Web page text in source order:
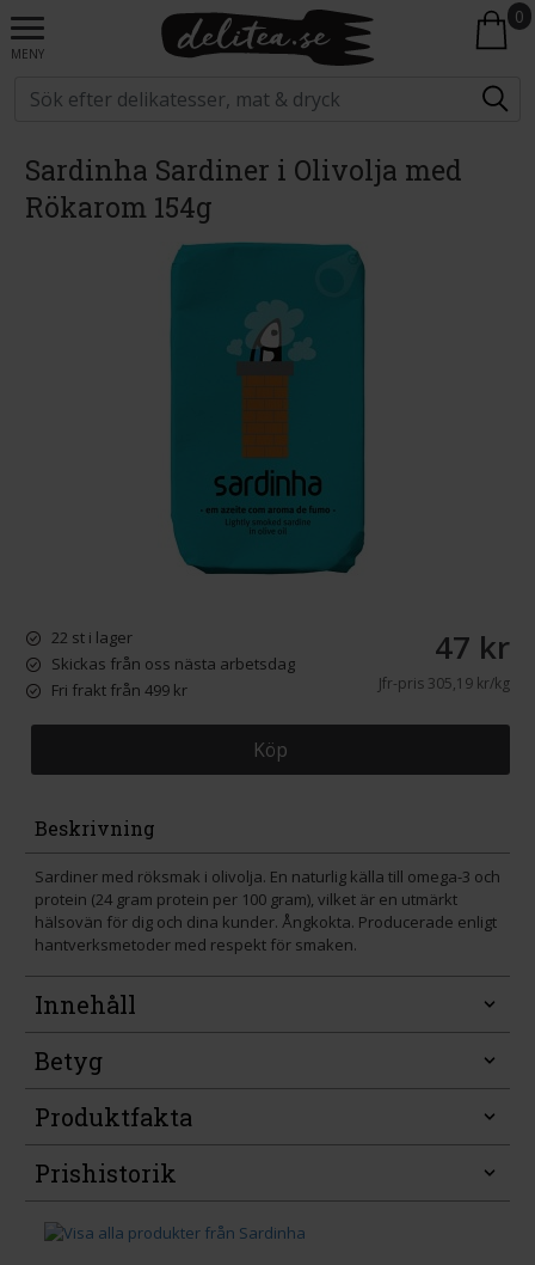
MENY
0
Sardinha Sardiner i Olivolja med
Rökarom 154g
22 st i lager
Skickas från oss nästa arbetsdag
Fri frakt från 499 kr
47 kr
Jfr-pris305,19 kr/kg
Köp
Beskrivning
Sardiner med röksmak i olivolja. En naturlig källa till omega-3 och
protein (24 gram protein per 100 gram), vilket är en utmärkt
hälsovän för dig och dina kunder. Ångkokta. Producerade enligt
hantverksmetoder med respekt för smaken.
Innehåll
Betyg
Produktfakta
Prishistorik